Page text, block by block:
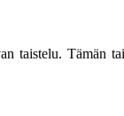
taistelu. Tämän